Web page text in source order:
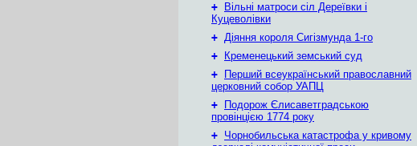
+
Вільні матроси сіл Дереївки і
Куцеволівки
+ Діяння короля Сигізмунда 1-го
+
Кременецький земський суд
+
Перший всеукраїнський православний
церковний собор УАПЦ
+
Подорож Єлисаветградською
провінцією 1774 року
+ Чорнобильська катастрофа у кривому